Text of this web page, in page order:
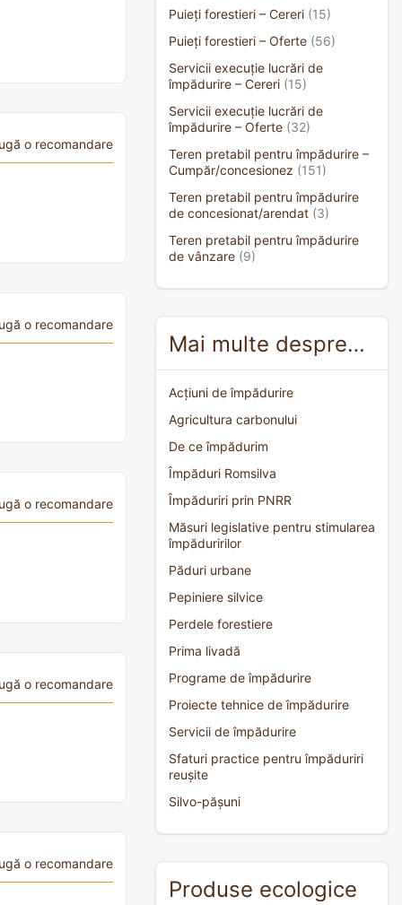
o recomandare
o recomandare
o recomandare
o recomandare
o recomandare
Puieți forestieri – Cereri (15)
Puieți forestieri – Oferte (56)
Servicii execuție lucrări de
împădurire – Cereri (15)
Servicii execuție lucrări de
împădurire – Oferte (32)
Teren pretabil pentru împădurire –
Cumpăr/concesionez (151)
Teren pretabil pentru împădurire
de concesionat/arendat (3)
Teren pretabil pentru împădurire
de vânzare (9)
Mai multe despre…
Acțiuni de împădurire
Agricultura carbonului
De ce împădurim
Împăduri Romsilva
Împăduriri prin PNRR
Măsuri legislative pentru stimularea
împăduririlor
Păduri urbane
Pepiniere silvice
Perdele forestiere
Prima livadă
Programe de împădurire
Proiecte tehnice de împădurire
Servicii de împădurire
Sfaturi practice pentru împăduriri
reușite
Silvo-pășuni
Produse ecologice